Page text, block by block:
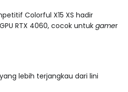
Colorful X15 XS hadir
RTX 4060, cocok untuk gamer
lebih terjangkau dari lini